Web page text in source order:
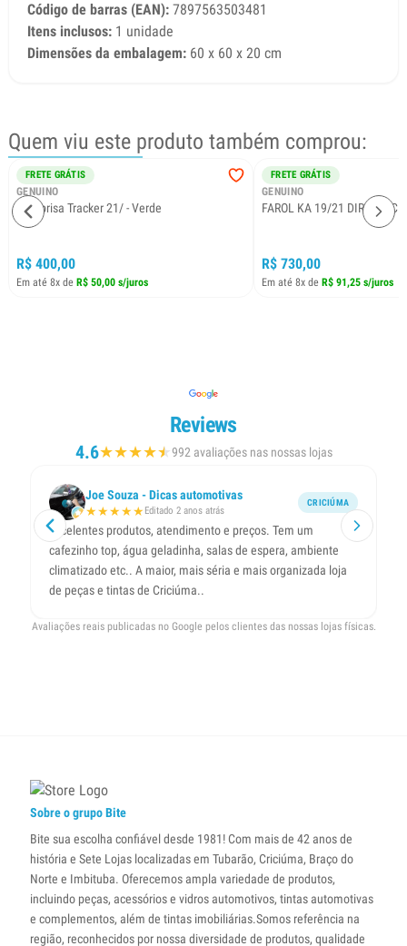
Código de barras (EAN): 7897563503481
Itens inclusos: 1 unidade
Dimensões da embalagem: 60 x 60 x 20 cm
Quem viu este produto também comprou:
FRETE GRÁTIS
GENUINO
Parabrisa Tracker 21/ - Verde
R$ 400,00
Em até 8x de R$ 50,00 s/juros
FRETE GRÁTIS
GENUINO
FAROL KA 19/21 DIREITO
R$ 730,00
Em até 8x de R$ 91,25 s/juros
Reviews
4.6★★★★★
★992 avaliações nas nossas lojas
Joe Souza - Dicas automotivas
★★★★★Editado 2 anos atrás
CRICIÚMA
Excelentes produtos, atendimento e preços. Tem um
cafezinho top, água geladinha, salas de espera, ambiente
climatizado etc.. A maior, mais séria e mais organizada loja
de peças e tintas de Criciúma..
Avaliações reais publicadas no Google pelos clientes das nossas lojas físicas.
Sobre o grupo Bite
Bite sua escolha confiável desde 1981! Com mais de 42 anos de
história e Sete Lojas localizadas em Tubarão, Criciúma, Braço do
Norte e Imbituba. Oferecemos ampla variedade de produtos,
incluindo peças, acessórios e vidros automotivos, tintas automotivas
e complementos, além de tintas imobiliárias.Somos referência na
região, reconhecidos por nossa diversidade de produtos, qualidade